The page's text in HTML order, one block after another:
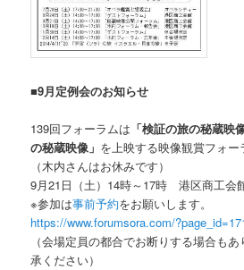
■9月定例会のお知らせ
139回フォーラムは 「検証の旅の秘蔵映
の秘蔵映像」 を上映する映像観賞フォー
（木内さんはお休みです）
9月21日（土）14時～17時 港区商工会
※参加は事前予約をお願いします。
https://www.forumsora.com/
（会場定員の都合でお断りする場合も
承ください）